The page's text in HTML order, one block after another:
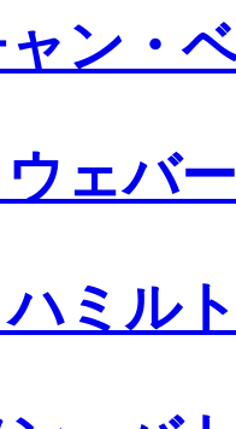
ン・
ェバー
ミル